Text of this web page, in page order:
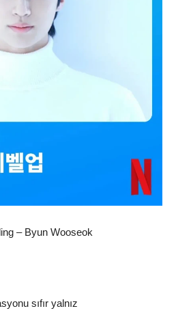
– Byun Wooseok
sıfır yalnız